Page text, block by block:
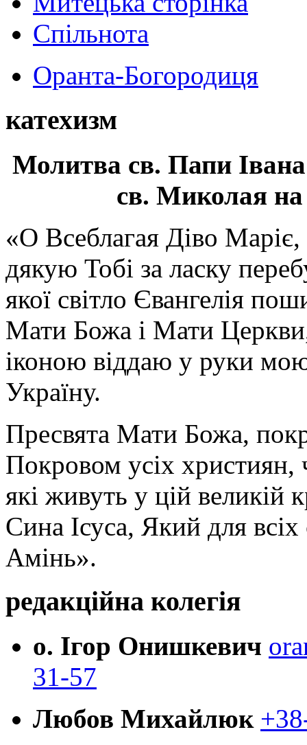
Спільнота
Оранта-Богородиця
катехизм
Молитва св. Папи
св. Миколая на
«О Всеблагая Діво
дякую Тобі за ласку
якої світло Євангелія
Мати Божа і Мати
іконою віддаю у руки
Україну.
Пресвята Мати Божа,
Покровом усіх християн,
які живуть у цій великій
Сина Ісуса, Який для
Амінь».
редакційна колегія
о. Ігор Онишкевич
31-57
Любов Михайлюк